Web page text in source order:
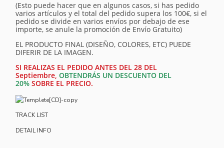
(Esto puede hacer que en algunos casos, si has pedido
varios artículos y el total del pedido supera los 100€, si el
pedido se divide en varios envíos por debajo de ese
importe, se anule la promoción de Envío Gratuito)
EL PRODUCTO FINAL (DISEÑO, COLORES, ETC) PUEDE
DIFERIR DE LA IMAGEN.
SI REALIZAS EL PEDIDO ANTES DEL 28 DEL
Septiembre, OBTENDRÁS UN DESCUENTO DEL
20% SOBRE EL PRECIO.
TRACK LIST
DETAIL INFO